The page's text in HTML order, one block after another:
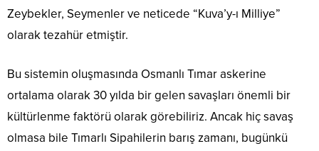
Zeybekler, Seymenler ve neticede “Kuva’y-ı Milliye”
olarak tezahür etmiştir.
Bu sistemin oluşmasında Osmanlı Tımar askerine
ortalama olarak 30 yılda bir gelen savaşları önemli bir
kültürlenme faktörü olarak görebiliriz. Ancak hiç savaş
olmasa bile Tımarlı Sipahilerin barış zamanı, bugünkü